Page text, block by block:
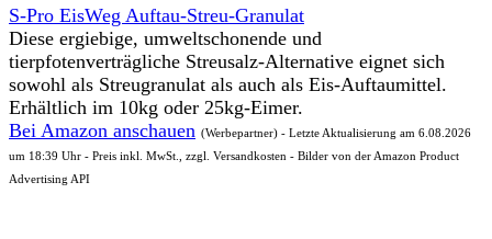
S-Pro EisWeg Auftau-Streu-Granulat
Diese ergiebige, umweltschonende und
tierpfotenverträgliche Streusalz-Alternative eignet sich
sowohl als Streugranulat als auch als Eis-Auftaumittel.
Erhältlich im 10kg oder 25kg-Eimer.
Bei Amazon anschauen (Werbepartner) - Letzte Aktualisierung am 6.08.2026
um 18:39 Uhr - Preis inkl. MwSt., zzgl. Versandkosten - Bilder von der Amazon Product
Advertising API